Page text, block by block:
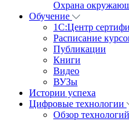
Охрана
Обучение
1C:Центр
Расписание
Публикации
Книги
Видео
ВУЗы
Истории успеха
Цифровые технологии
Обзор технологий